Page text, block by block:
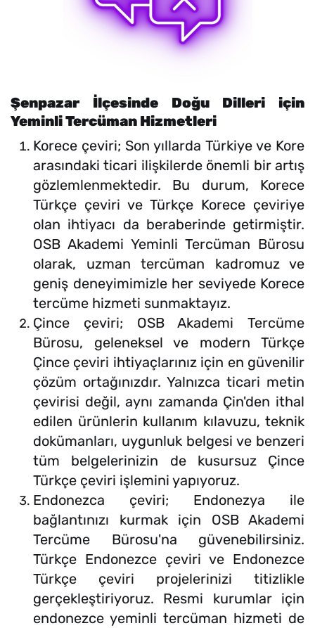
Şenpazar İlçesinde Doğu Dilleri için
Yeminli Tercüman Hizmetleri
Korece çeviri; Son yıllarda Türkiye ve Kore
arasındaki ticari ilişkilerde önemli bir artış
gözlemlenmektedir. Bu durum, Korece
Türkçe çeviri ve Türkçe Korece çeviriye
olan ihtiyacı da beraberinde getirmiştir.
OSB Akademi Yeminli Tercüman Bürosu
olarak, uzman tercüman kadromuz ve
geniş deneyimimizle her seviyede Korece
tercüme hizmeti sunmaktayız.
Çince çeviri; OSB Akademi Tercüme
Bürosu, geleneksel ve modern Türkçe
Çince çeviri ihtiyaçlarınız için en güvenilir
çözüm ortağınızdır. Yalnızca ticari metin
çevirisi değil, aynı zamanda Çin'den ithal
edilen ürünlerin kullanım kılavuzu, teknik
dokümanları, uygunluk belgesi ve benzeri
tüm belgelerinizin de kusursuz Çince
Türkçe çeviri işlemini yapıyoruz.
Endonezca çeviri; Endonezya ile
bağlantınızı kurmak için OSB Akademi
Tercüme Bürosu'na güvenebilirsiniz.
Türkçe Endonezce çeviri ve Endonezce
Türkçe çeviri projelerinizi titizlikle
gerçekleştiriyoruz. Resmi kurumlar için
endonezce yeminli tercüman hizmeti de